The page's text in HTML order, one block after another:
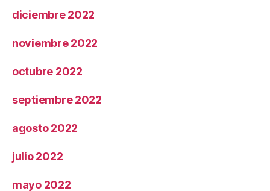
diciembre 2022
noviembre 2022
octubre 2022
septiembre 2022
agosto 2022
julio 2022
mayo 2022